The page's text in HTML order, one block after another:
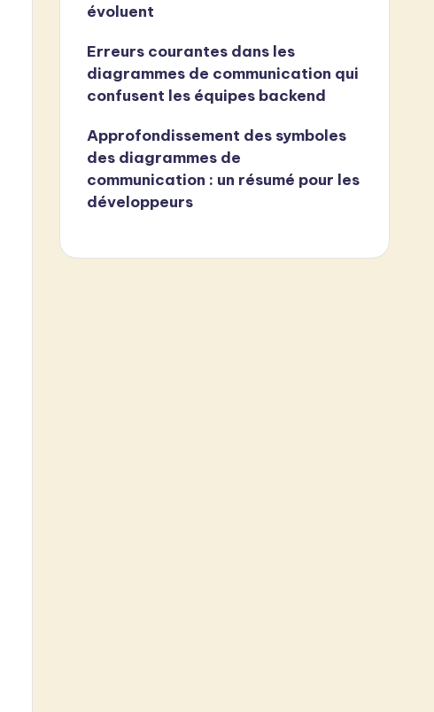
évoluent
Erreurs courantes dans les
diagrammes de communication qui
confusent les équipes backend
Approfondissement des symboles
des diagrammes de
communication : un résumé pour les
développeurs